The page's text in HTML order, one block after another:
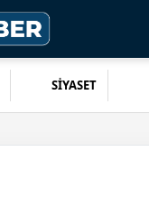
SİYASET